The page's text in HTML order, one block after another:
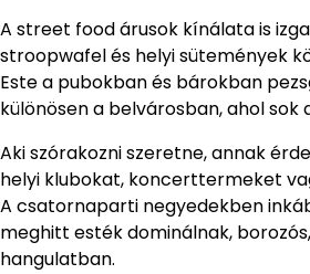
A street food árusok kínálata is
stroopwafel és helyi sütemények
Este a pubokban és bárokban
különösen a belvárosban, ahol sok
Aki szórakozni szeretne, annak
helyi klubokat, koncerttermeket
A csatornaparti negyedekben
meghitt esték dominálnak,
hangulatban.